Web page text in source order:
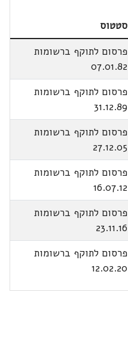
סטטוס
פרסום לתוקף ברשומות
07.01.82
פרסום לתוקף ברשומות
31.12.89
פרסום לתוקף ברשומות
27.12.05
פרסום לתוקף ברשומות
16.07.12
פרסום לתוקף ברשומות
23.11.16
פרסום לתוקף ברשומות
12.02.20